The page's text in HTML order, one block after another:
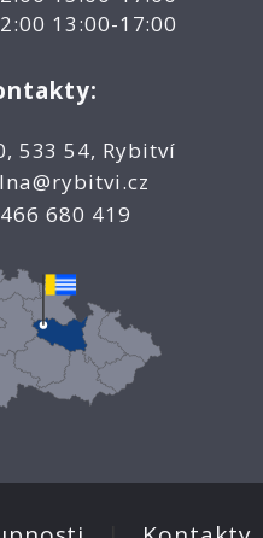
13:00-17:00
533 54, Rybitví
680 419